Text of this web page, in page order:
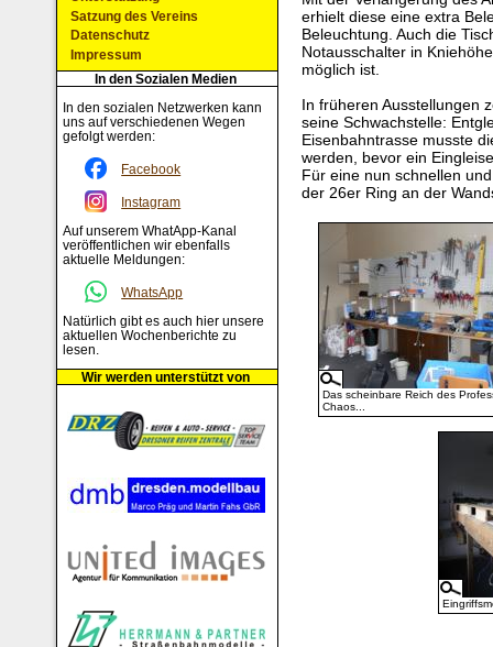
erhielt diese eine extra
Beleuchtung. Auch die
Notausschalter in
möglich ist.
In früheren Ausstellungen
seine Schwachstelle:
Eisenbahntrasse musste
werden, bevor ein
Für eine nun schnellen
der 26er Ring an der
Das scheinbare Reich des
Chaos...
Satzung des Vereins
Datenschutz
Impressum
In den Sozialen Medien
In den sozialen Netzwerken kann
uns auf verschiedenen Wegen
gefolgt werden:
Facebook
Instagram
Auf unserem WhatApp-Kanal
veröffentlichen wir ebenfalls
aktuelle Meldungen:
WhatsApp
Natürlich gibt es auch hier unsere
aktuellen Wochenberichte zu
lesen.
Wir werden unterstützt von